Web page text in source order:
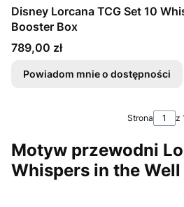
Disney Lorcana TCG Set 10 Whispers in the Well -
Booster Box
Cena
789,00 zł
Powiadom mnie o dostępności
Strona z
Motyw przewodni
Whispers in the Well